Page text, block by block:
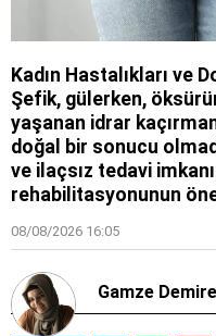
Kadın Hastalıkları ve
Şefik, gülerken,
yaşanan idrar
doğal bir sonucu
ve ilaçsız tedavi
rehabilitasyonunun
08/08/2026 16:05
Gamze